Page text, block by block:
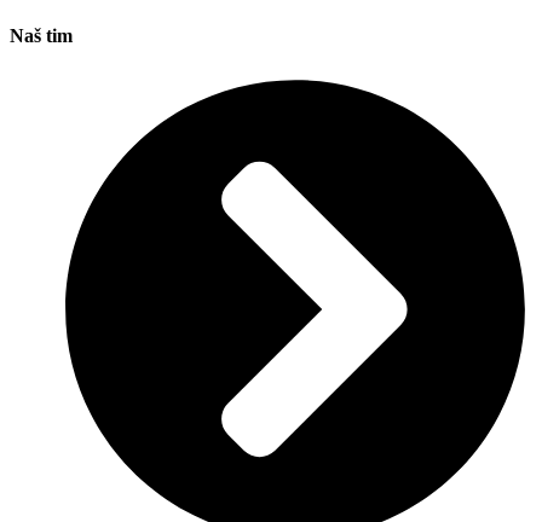
Naš tim